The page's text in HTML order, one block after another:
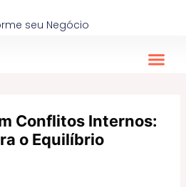
seu Negócio
Conflitos Internos:
o Equilíbrio